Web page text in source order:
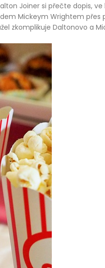
Joiner si přečte dopis,
Mickeym Wrightem přes
zkomplikuje Daltonovo a